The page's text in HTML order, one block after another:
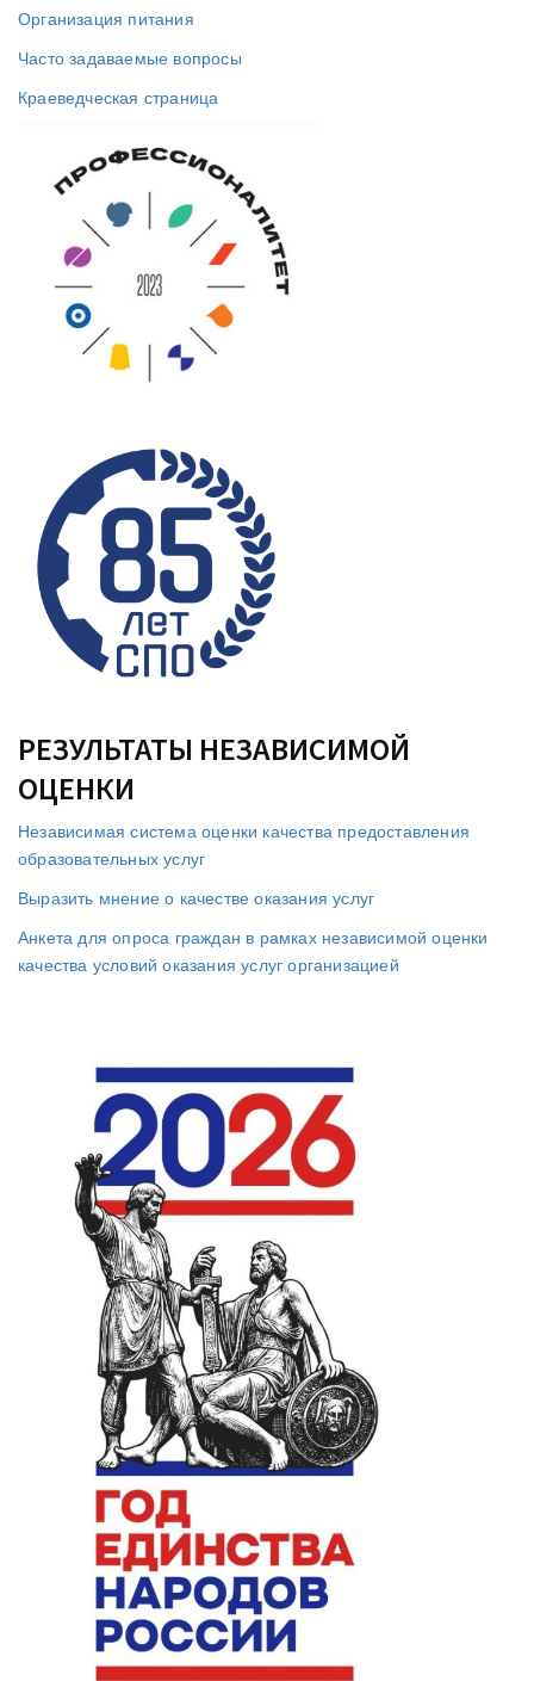
Организация питания
Часто задаваемые вопросы
Краеведческая страница
РЕЗУЛЬТАТЫ НЕЗАВИСИМОЙ
ОЦЕНКИ
Независимая система оценки качества предоставления
образовательных услуг
Выразить мнение о качестве оказания услуг
Анкета для опроса граждан в рамках независимой оценки
качества условий оказания услуг организацией